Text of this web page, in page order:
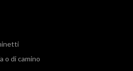
o di camino